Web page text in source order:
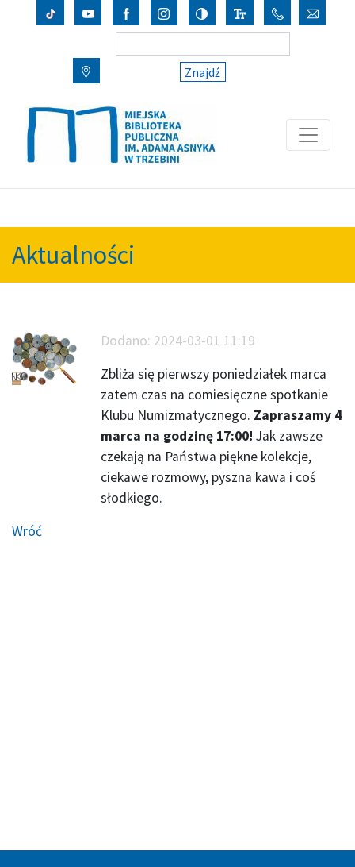
Znajdź
Aktualności
Dodano: 2024-03-01 11:19
Zbliża się pierwszy poniedziałek marca
zatem czas na comiesięczne spotkanie
Klubu Numizmatycznego. Zapraszamy 4
marca na godzinę 17:00! Jak zawsze
czekają na Państwa piękne kolekcje,
ciekawe rozmowy, pyszna kawa i coś
słodkiego.
Wróć